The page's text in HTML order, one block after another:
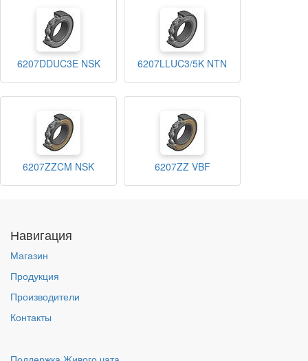
6207DDUC3E NSK 6207LLUC3/5K NTN
6207ZZCM NSK 6207ZZ VBF
Навигация
Магазин
Продукция
Производители
Контакты